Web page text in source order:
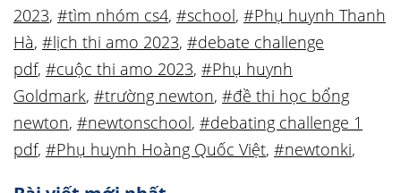
2023, #tìm nhóm cs4, #school, #Phụ huynh Thanh
Hà, #lịch thi amo 2023, #debate challenge
pdf, #cuộc thi amo 2023, #Phụ huynh
Goldmark, #trường newton, #đề thi học bổng
newton, #newtonschool, #debating challenge 1
pdf, #Phụ huynh Hoàng Quốc Việt, #newtonki,